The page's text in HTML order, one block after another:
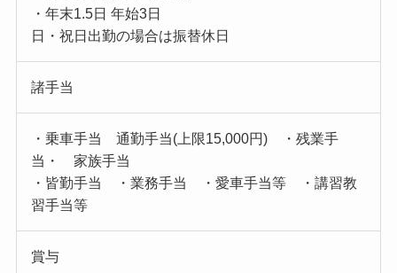
・年末1.5日 年始3日
日・祝日出勤の場合は振替休日
諸手当
・乗車手当 通勤手当(上限15,000円) ・残業手
当・ 家族手当
・皆勤手当 ・業務手当 ・愛車手当等 ・講習教
習手当等
賞与